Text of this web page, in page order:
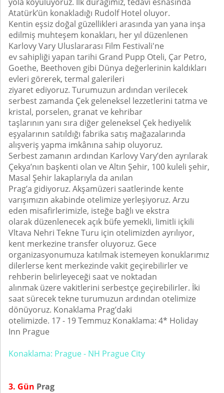
Atatürk’ün konakladığı Rudolf Hotel oluyor.
Kentin eşsiz doğal güzellikleri arasında yan yana inşa
edilmiş muhteşem konakları, her yıl düzenlenen
Karlovy Vary Uluslararası Film Festivali'ne
ev sahipliği yapan tarihi Grand Pupp Oteli, Çar Petro,
Goethe, Beethoven gibi Dünya değerlerinin kaldıkları
evleri görerek, termal galerileri
ziyaret ediyoruz. Turumuzun ardından verilecek
serbest zamanda Çek geleneksel lezzetlerini tatma ve
kristal, porselen, granat ve kehribar
taşlarının yanı sıra diğer geleneksel Çek hediyelik
eşyalarının satıldığı fabrika satış mağazalarında
alışveriş yapma imkânına sahip oluyoruz.
Serbest zamanın ardından Karlovy Vary’den ayrılarak
Çekya’nın başkenti olan ve Altın Şehir, 100 kuleli şehir,
Masal Şehir lakaplarıyla da anılan
Prag’a gidiyoruz. Akşamüzeri saatlerinde kente
varışımızın akabinde otelimize yerleşiyoruz. Arzu
eden misafirlerimizle, isteğe bağlı ve ekstra
olarak düzenlenecek açık büfe yemekli, limitli içkili
Vltava Nehri Tekne Turu için otelimizden ayrılıyor,
kent merkezine transfer oluyoruz. Gece
organizasyonumuza katılmak istemeyen konuklarımız
dilerlerse kent merkezinde vakit geçirebilirler ve
rehberin belirleyeceği saat ve noktadan
alınmak üzere vakitlerini serbestçe geçirebilirler. İki
saat sürecek tekne turumuzun ardından otelimize
dönüyoruz. Konaklama Prag’daki
otelimizde. 17 - 19 Temmuz Konaklama: 4* Holiday
Inn Prague
Konaklama: Prague - NH Prague City
3. Gün Prag